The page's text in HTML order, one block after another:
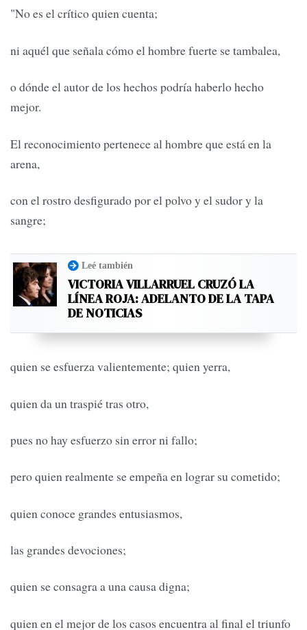
"No es el crítico quien cuenta;
ni aquél que señala cómo el hombre fuerte se tambalea,
o dónde el autor de los hechos podría haberlo hecho
mejor.
El reconocimiento pertenece al hombre que está en la
arena,
con el rostro desfigurado por el polvo y el sudor y la
sangre;
Leé también
VICTORIA VILLARRUEL CRUZÓ LA
LÍNEA ROJA: ADELANTO DE LA TAPA
DE NOTICIAS
quien se esfuerza valientemente; quien yerra,
quien da un traspié tras otro,
pues no hay esfuerzo sin error ni fallo;
pero quien realmente se empeña en lograr su cometido;
quien conoce grandes entusiasmos,
las grandes devociones;
quien se consagra a una causa digna;
quien en el mejor de los casos encuentra al final el triunfo